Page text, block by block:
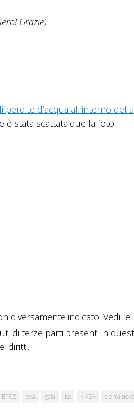
Grazie)
d’acqua all’interno
è stata scattata quella foto.
diversamente indicato. Vedi le
di terze parti presenti in
diritti.
ETCS eva gaia iss NASA sierra